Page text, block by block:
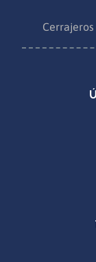
Cerrajeros